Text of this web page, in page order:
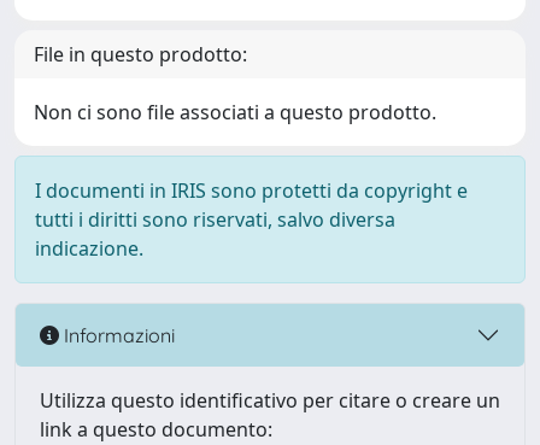
File in questo prodotto:
Non ci sono file associati a questo prodotto.
I documenti in IRIS sono protetti da copyright e
tutti i diritti sono riservati, salvo diversa
indicazione.
Informazioni
Utilizza questo identificativo per citare o creare un
link a questo documento: